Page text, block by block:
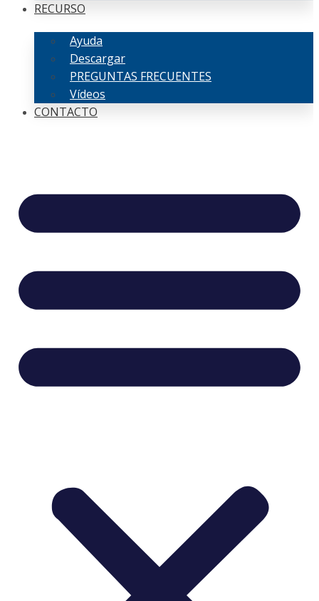
RECURSO
Ayuda
Descargar
PREGUNTAS FRECUENTES
Vídeos
CONTACTO